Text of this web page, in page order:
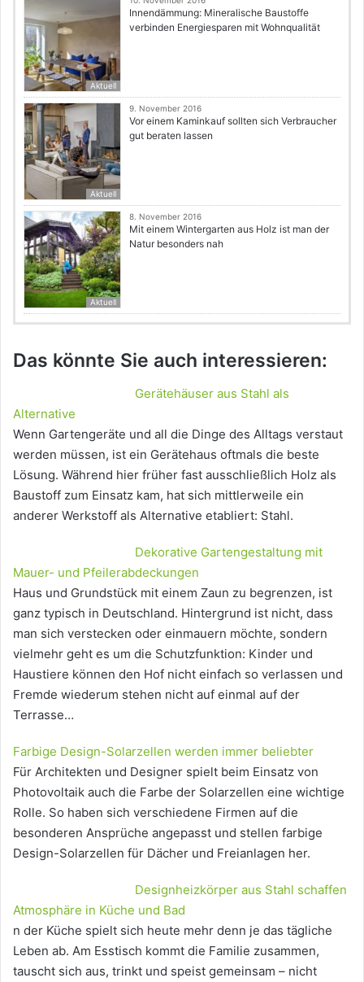
Aktuell
Innendämmung: Mineralische Baustoffe
verbinden Energiesparen mit Wohnqualität
Aktuell
9. November 2016
Vor einem Kaminkauf sollten sich Verbraucher
gut beraten lassen
Aktuell
8. November 2016
Mit einem Wintergarten aus Holz ist man der
Natur besonders nah
Das könnte Sie auch interessieren:
Gerätehäuser aus Stahl als
Alternative
Wenn Gartengeräte und all die Dinge des Alltags verstaut
werden müssen, ist ein Gerätehaus oftmals die beste
Lösung. Während hier früher fast ausschließlich Holz als
Baustoff zum Einsatz kam, hat sich mittlerweile ein
anderer Werkstoff als Alternative etabliert: Stahl.
Dekorative Gartengestaltung mit
Mauer- und Pfeilerabdeckungen
Haus und Grundstück mit einem Zaun zu begrenzen, ist
ganz typisch in Deutschland. Hintergrund ist nicht, dass
man sich verstecken oder einmauern möchte, sondern
vielmehr geht es um die Schutzfunktion: Kinder und
Haustiere können den Hof nicht einfach so verlassen und
Fremde wiederum stehen nicht auf einmal auf der
Terrasse…
Farbige Design-Solarzellen werden immer beliebter
Für Architekten und Designer spielt beim Einsatz von
Photovoltaik auch die Farbe der Solarzellen eine wichtige
Rolle. So haben sich verschiedene Firmen auf die
besonderen Ansprüche angepasst und stellen farbige
Design-Solarzellen für Dächer und Freianlagen her.
Designheizkörper aus Stahl schaffen
Atmosphäre in Küche und Bad
n der Küche spielt sich heute mehr denn je das tägliche
Leben ab. Am Esstisch kommt die Familie zusammen,
tauscht sich aus, trinkt und speist gemeinsam – nicht